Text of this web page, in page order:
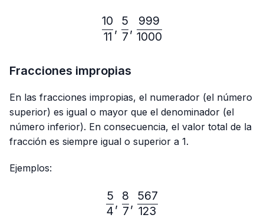
11
10
,
7
5
,
1000
999
Fracciones impropias
En las fracciones impropias, el numerador (el número
superior) es igual o mayor que el denominador (el
número inferior). En consecuencia, el valor total de la
fracción es siempre igual o superior a 1.
Ejemplos:
4
5
,
7
8
,
123
567